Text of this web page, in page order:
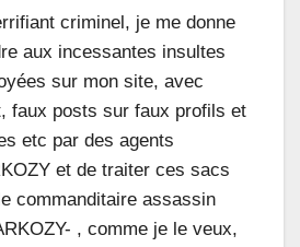
criminel, je me donne
aux incessantes insultes
sur mon site, avec
faux posts sur faux profils et
etc par des agents
et de traiter ces sacs
commanditaire assassin
, comme je le veux,